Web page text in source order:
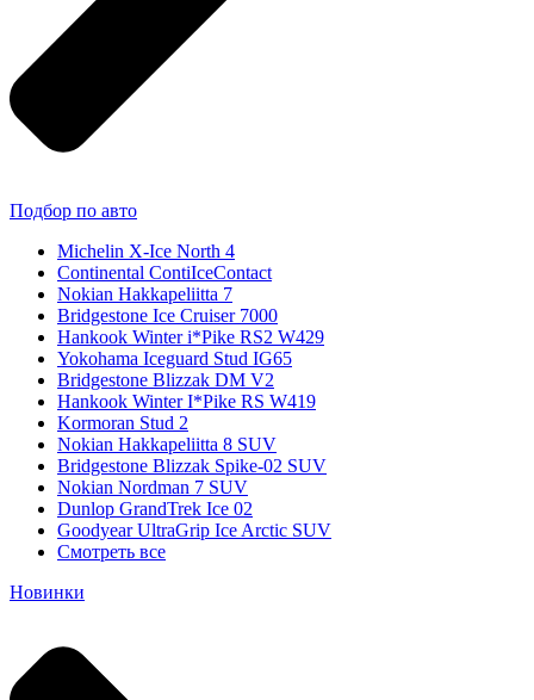
Подбор по авто
Michelin X-Ice North 4
Continental ContiIceContact
Nokian Hakkapeliitta 7
Bridgestone Ice Cruiser 7000
Hankook Winter i*Pike RS2 W429
Yokohama Iceguard Stud IG65
Bridgestone Blizzak DM V2
Hankook Winter I*Pike RS W419
Kormoran Stud 2
Nokian Hakkapeliitta 8 SUV
Bridgestone Blizzak Spike-02 SUV
Nokian Nordman 7 SUV
Dunlop GrandTrek Ice 02
Goodyear UltraGrip Ice Arctic SUV
Смотреть все
Новинки